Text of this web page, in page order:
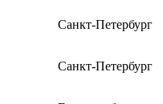
Санкт-Петербург
Санкт-Петербург